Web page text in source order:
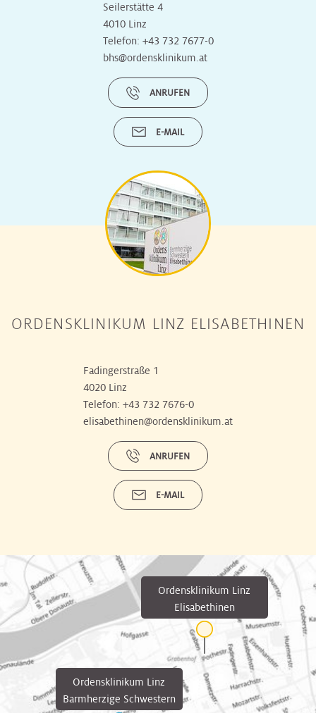
Seilerstätte 4
4010 Linz
Telefon: +43 732 7677-0
bhs@ordensklinikum.at
ANRUFEN
E-MAIL
ORDENSKLINIKUM LINZ ELISABETHINEN
Fadingerstraße 1
4020 Linz
Telefon: +43 732 7676-0
elisabethinen@ordensklinikum.at
ANRUFEN
E-MAIL
Ordensklinikum Linz
Barmherzige Schwestern
Ordensklinikum Linz
Elisabethinen